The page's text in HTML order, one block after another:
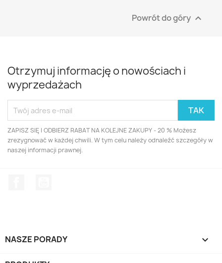
Powrót do góry 
Otrzymuj informację o nowościach i
wyprzedażach
ZAPISZ SIĘ I ODBIERZ RABAT NA KOLEJNE ZAKUPY - 20 % Możesz
zrezygnować w każdej chwili. W tym celu należy odnaleźć szczegóły w
naszej informacji prawnej.
NASZE PORADY 